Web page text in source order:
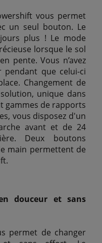
vous permet
un seul bouton. Le
plus ! Le mode
lorsque le sol
pente. Vous n’avez
pendant que celui-ci
Changement de
unique dans
gammes de rapports
vous disposez d'un
avant et de 24
Deux boutons
main permettent de
douceur et sans
permet de changer